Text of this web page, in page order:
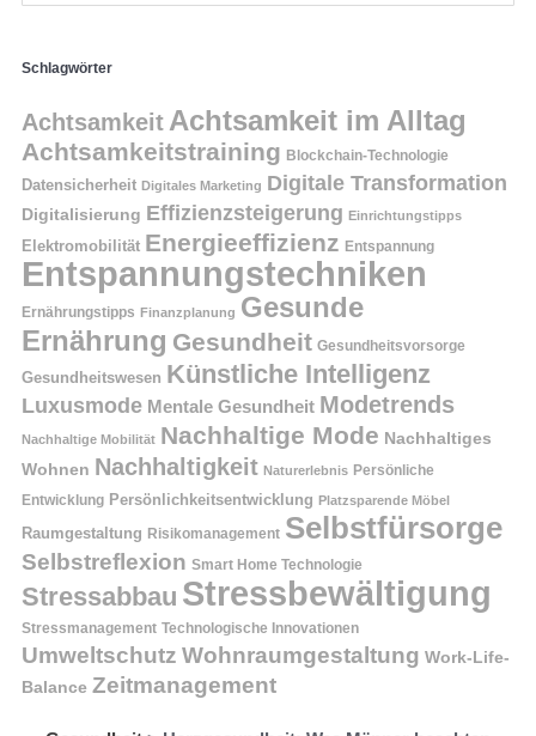
Schlagwörter
Achtsamkeit Achtsamkeit im Alltag
Achtsamkeitstraining Blockchain-Technologie
Datensicherheit Digitales Marketing Digitale Transformation
Digitalisierung Effizienzsteigerung Einrichtungstipps
Elektromobilität Energieeffizienz Entspannung
Entspannungstechniken
Ernährungstipps Finanzplanung Gesunde
Ernährung Gesundheit Gesundheitsvorsorge
Gesundheitswesen Künstliche Intelligenz
Luxusmode Mentale Gesundheit Modetrends
Nachhaltige Mobilität Nachhaltige Mode Nachhaltiges
Wohnen Nachhaltigkeit Naturerlebnis Persönliche
Entwicklung Persönlichkeitsentwicklung Platzsparende Möbel
Raumgestaltung Risikomanagement Selbstfürsorge
Selbstreflexion Smart Home Technologie
Stressabbau Stressbewältigung
Stressmanagement Technologische Innovationen
Umweltschutz Wohnraumgestaltung Work-Life-
Balance Zeitmanagement